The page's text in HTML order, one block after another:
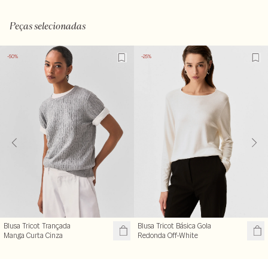
Peças selecionadas
-50%
Blusa Tricot Trançada
Manga Curta Cinza
-25%
Blusa Tricot Básica Gola
Redonda Off-White